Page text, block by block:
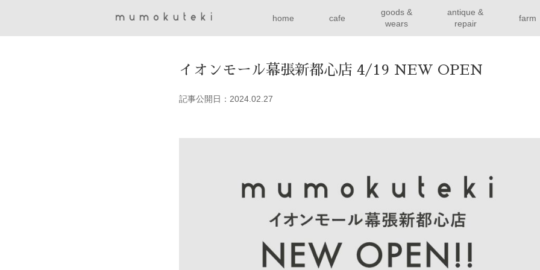
home cafe
goods &
wears
antique &
repair
farm
イオンモール幕張新都心店 4/19 NEW OPEN
記事公開日：2024.02.27